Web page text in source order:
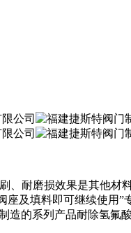
、耐磨损效果是其他材
座及填料即可继续使用”
造的系列产品耐除氢氟酸